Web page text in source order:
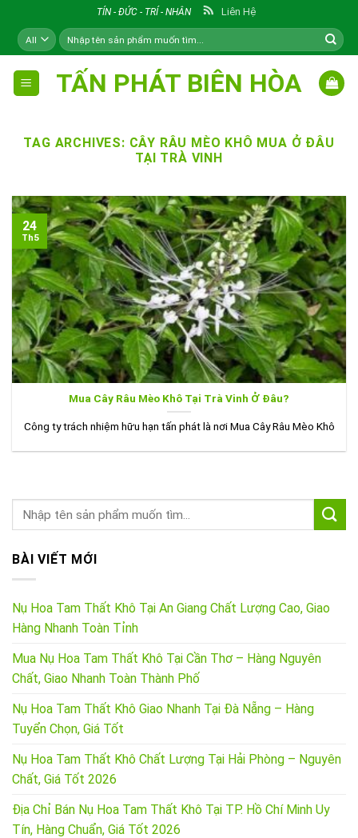
content
TÍN - ĐỨC - TRÍ - NHÂN Liên Hệ
Tìm
kiếm:
TẤN PHÁT BIÊN HÒA
TAG ARCHIVES: CÂY RÂU MÈO KHÔ MUA Ở ĐÂU
TẠI TRÀ VINH
Mua Cây Râu Mèo Khô Tại Trà Vinh Ở Đâu?
Công ty trách nhiệm hữu hạn tấn phát là nơi Mua Cây Râu Mèo Khô
24
Th5
BÀI VIẾT MỚI
Nụ Hoa Tam Thất Khô Tại An Giang Chất Lượng Cao, Giao
Hàng Nhanh Toàn Tỉnh
Mua Nụ Hoa Tam Thất Khô Tại Cần Thơ – Hàng Nguyên
Chất, Giao Nhanh Toàn Thành Phố
Nụ Hoa Tam Thất Khô Giao Nhanh Tại Đà Nẵng – Hàng
Tuyển Chọn, Giá Tốt
Nụ Hoa Tam Thất Khô Chất Lượng Tại Hải Phòng – Nguyên
Chất, Giá Tốt 2026
Địa Chỉ Bán Nụ Hoa Tam Thất Khô Tại TP. Hồ Chí Minh Uy
Tín, Hàng Chuẩn, Giá Tốt 2026